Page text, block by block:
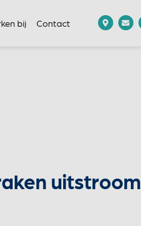
bij Contact
uitstroom